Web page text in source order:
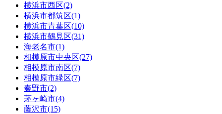
横浜市西区(2)
横浜市都筑区(1)
横浜市青葉区(10)
横浜市鶴見区(31)
海老名市(1)
相模原市中央区(27)
相模原市南区(7)
相模原市緑区(7)
秦野市(2)
茅ヶ崎市(4)
藤沢市(15)